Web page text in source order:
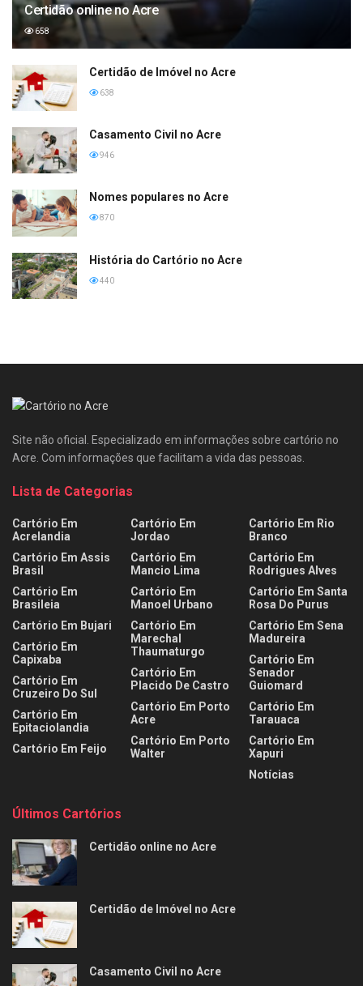
Certidão online no Acre
658
Certidão de Imóvel no Acre
638
Casamento Civil no Acre
946
Nomes populares no Acre
870
História do Cartório no Acre
440
Site não oficial. Especializado em informações sobre cartório no
Acre. Com informações que facilitam a vida das pessoas.
Lista de Categorias
Cartório Em
Acrelandia
Cartório Em Assis
Brasil
Cartório Em
Brasileia
Cartório Em Bujari
Cartório Em
Capixaba
Cartório Em
Cruzeiro Do Sul
Cartório Em
Epitaciolandia
Cartório Em Feijo
Cartório Em
Jordao
Cartório Em
Mancio Lima
Cartório Em
Manoel Urbano
Cartório Em
Marechal
Thaumaturgo
Cartório Em
Placido De Castro
Cartório Em Porto
Acre
Cartório Em Porto
Walter
Cartório Em Rio
Branco
Cartório Em
Rodrigues Alves
Cartório Em Santa
Rosa Do Purus
Cartório Em Sena
Madureira
Cartório Em
Senador
Guiomard
Cartório Em
Tarauaca
Cartório Em
Xapuri
Notícias
Últimos Cartórios
Certidão online no Acre
Certidão de Imóvel no Acre
Casamento Civil no Acre